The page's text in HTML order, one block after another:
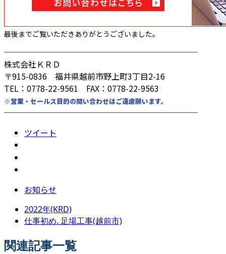
最後までご覧いただきありがとうございました。
────────────────────────
株式会社ＫＲＤ
〒915-0836 福井県越前市野上町3丁目2-16
TEL：0778-22-9561 FAX：0778-22-9563
※営業・セールス目的の問い合わせはご遠慮願います。
────────────────────────
ツイート
お知らせ
2022年(KRD)
仕事初め. 足場工事(越前市)
関連記事一覧